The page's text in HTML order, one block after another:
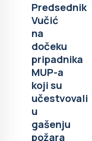
Predsednik
Vučić
na
dočeku
pripadnika
MUP-a
koji su
učestvovali
u
gašenju
požara